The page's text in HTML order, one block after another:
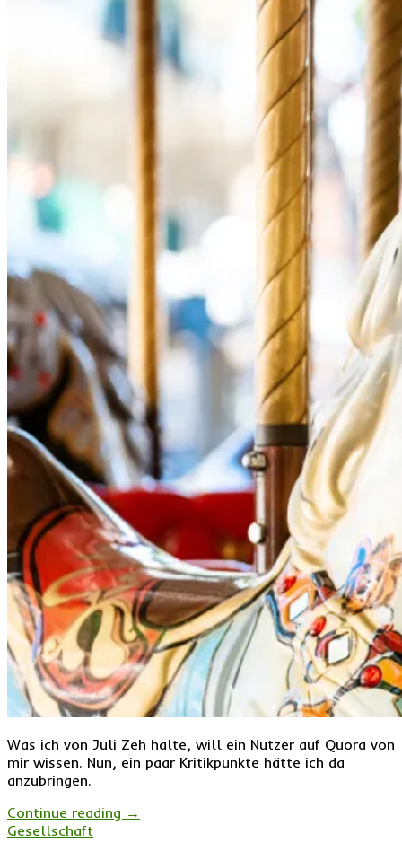
Was ich von Juli Zeh halte, will ein Nutzer auf Quora von
mir wissen. Nun, ein paar Kritikpunkte hätte ich da
anzubringen.
Continue reading →
Gesellschaft